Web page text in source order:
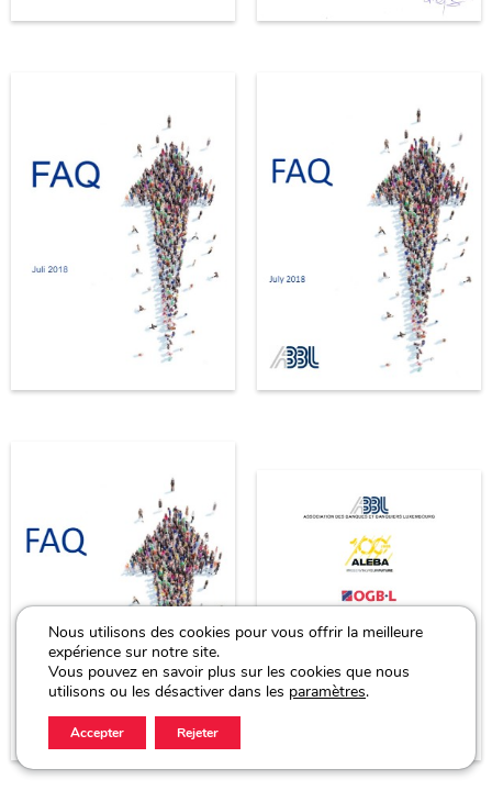
Nous utilisons des cookies pour vous offrir la meilleure
expérience sur notre site.
Vous pouvez en savoir plus sur les cookies que nous
utilisons ou les désactiver dans les paramètres.
Accepter Rejeter